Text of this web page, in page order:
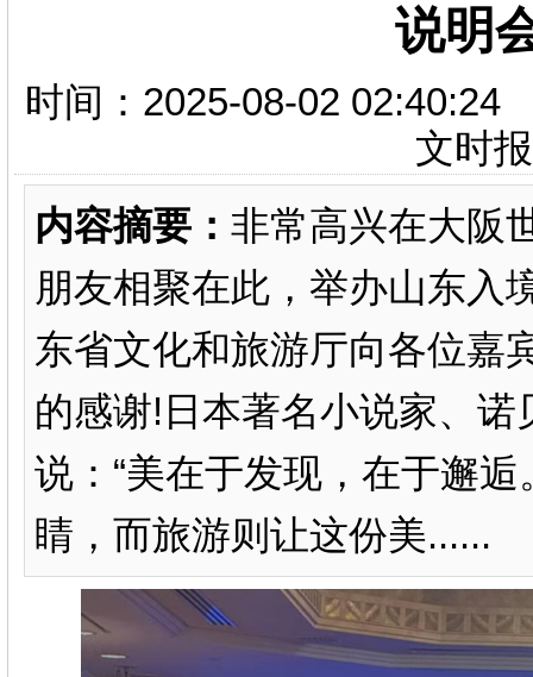
说明
时间：2025-08-02
文时
内容摘要： 非常高兴在大阪
朋友相聚在此，举办山东入
东省文化和旅游厅向各位嘉
的感谢!日本著名小说家、
说：“美在于发现，在于邂
睛，而旅游则让这份美......